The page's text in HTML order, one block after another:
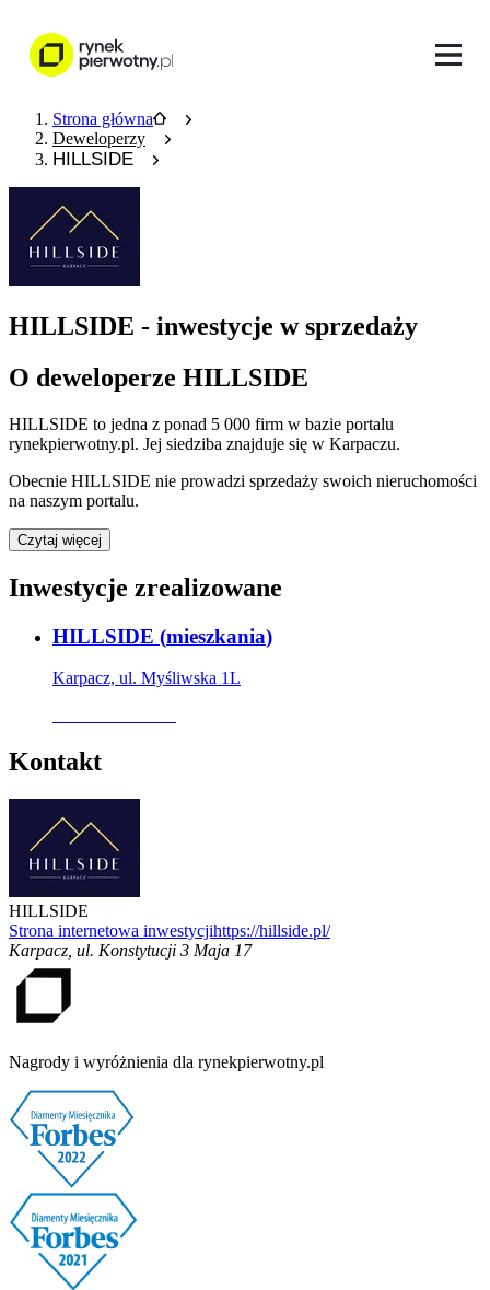
Strona główna
Deweloperzy
HILLSIDE
HILLSIDE - inwestycje w sprzedaży
O deweloperze HILLSIDE
HILLSIDE to jedna z ponad 5 000 firm w bazie portalu
rynekpierwotny.pl. Jej siedziba znajduje się w Karpaczu.
Obecnie HILLSIDE nie prowadzi sprzedaży swoich nieruchomości
na naszym portalu.
Czytaj więcej
Inwestycje zrealizowane
HILLSIDE (mieszkania)
Karpacz, ul. Myśliwska 1L
Kontakt
HILLSIDE
Strona internetowa inwestycjihttps://hillside.pl/
Karpacz ul. Konstytucji 3 Maja 17
Nagrody i wyróżnienia dla rynekpierwotny.pl